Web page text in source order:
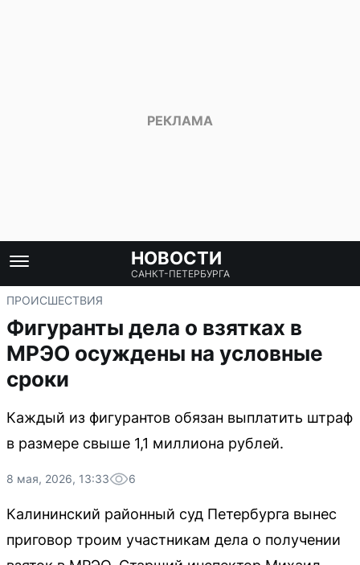
НОВОСТИ
САНКТ-ПЕТЕРБУРГА
ПРОИСШЕСТВИЯ
Фигуранты дела о взятках в
МРЭО осуждены на условные
сроки
Каждый из фигурантов обязан выплатить штраф
в размере свыше 1,1 миллиона рублей.
8 мая, 2026, 13:33 6
Калининский районный суд Петербурга вынес
приговор троим участникам дела о получении